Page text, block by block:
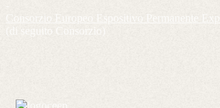
Consorzio Europeo Espositivo Permanente
(di seguito Consorzio)